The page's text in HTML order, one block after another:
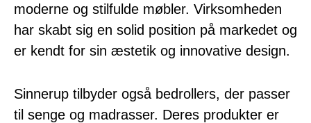
moderne og stilfulde møbler. Virksomheden
har skabt sig en solid position på markedet og
er kendt for sin æstetik og innovative design.
Sinnerup tilbyder også bedrollers, der passer
til senge og madrasser. Deres produkter er